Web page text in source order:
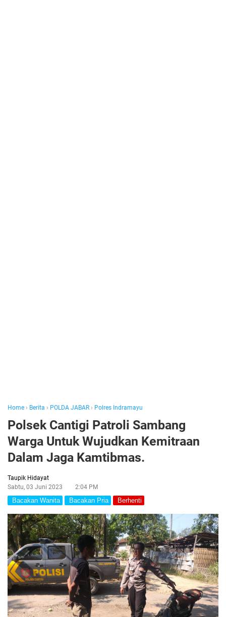
Home › Berita › POLDA JABAR › Polres Indramayu
Polsek Cantigi Patroli Sambang
Warga Untuk Wujudkan Kemitraan
Dalam Jaga Kamtibmas.
Taupik Hidayat
Sabtu, 03 Juni 2023
2:04 PM
Bacakan Wanita Bacakan Pria Berhenti